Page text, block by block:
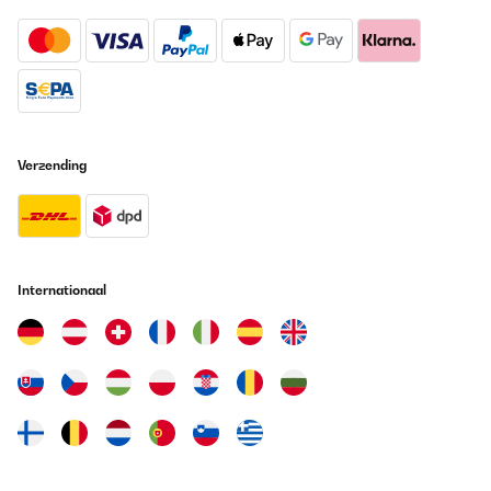
GECONTROLEERDE BEOORDELING
Funciona muy bien. Comprada para enfriar cava. La tengo a 5° y
Usuario/a de amazon
Vertaal
Wird als 2 Zonen angegeben- in der Beschreibung steht -
Weinkühlschrank hat nur eine Kammer. Obere und untere Ebene
nicht direkt durch eine Dichting getrennt somit kann es gar nicht
richtig funktionieren das er oben und unten 2 Temperaturen
Eingestellt oben 10 unten 18 - es geht grundsätzlich nur oben
kühler als unten oder gleich.
Verzending
Internationaal